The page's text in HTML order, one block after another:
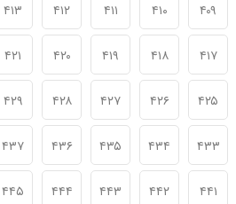
۴۰۹ ۴۱۰ ۴۱۱ ۴۱۲ ۴۱۳
۴۱۷ ۴۱۸ ۴۱۹ ۴۲۰ ۴۲۱
۴۲۵ ۴۲۶ ۴۲۷ ۴۲۸ ۴۲۹
۴۳۳ ۴۳۴ ۴۳۵ ۴۳۶ ۴۳۷
۴۴۱ ۴۴۲ ۴۴۳ ۴۴۴ ۴۴۵